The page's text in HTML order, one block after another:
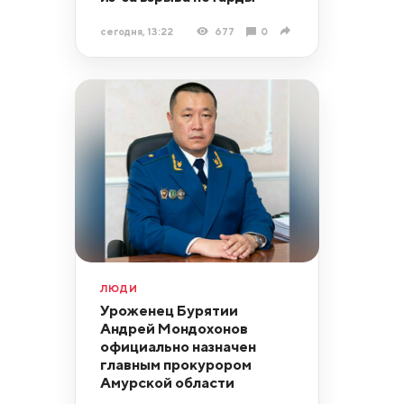
сегодня, 13:22 677 0
ЛЮДИ
Уроженец Бурятии
Андрей Мондохонов
официально назначен
главным прокурором
Амурской области